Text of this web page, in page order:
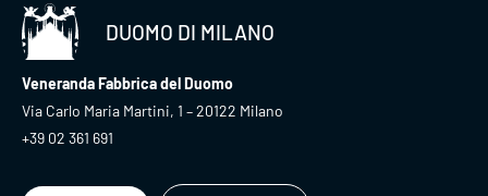
DUOMO DI MILANO
Veneranda Fabbrica del Duomo
Via Carlo Maria Martini, 1 – 20122 Milano
+39 02 361 691